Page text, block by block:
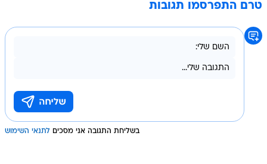
בשליחת התגובה אני מסכים לתנאי השימוש